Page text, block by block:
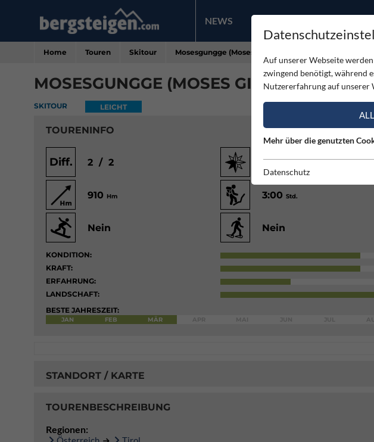
NEWS PRODUKTE
Home Touren Skitour Mosesgungge (Moses Gipfel) von Kalkstein
MOSESGUNGGE (MOSES GIPFEL) VON
SKITOUR LEICHT
TOURENINFO
Diff. 2 / 2 Südwest, West
910 Hm 3:00Std.
Nein Nein
KONDITION:
KRAFT:
ERFAHRUNG:
LANDSCHAFT:
BESTE JAHRESZEIT:
JAN FEB MÄR
STANDORT / KARTE
TOURENBESCHREIBUNG
Regionen:
Auf unserer Webseite
zwingend benötigt, während
Nutzererfahrung auf unserer
Mehr über die genutzten
Datenschutz